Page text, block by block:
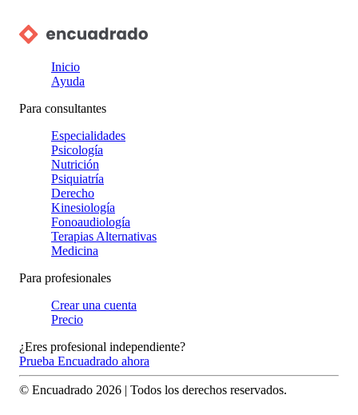
Inicio
Ayuda
Para consultantes
Especialidades
Psicología
Nutrición
Psiquiatría
Derecho
Kinesiología
Fonoaudiología
Terapias Alternativas
Medicina
Para profesionales
Crear una cuenta
Precio
¿Eres profesional independiente?
Prueba Encuadrado ahora
© Encuadrado 2026 | Todos los derechos reservados.